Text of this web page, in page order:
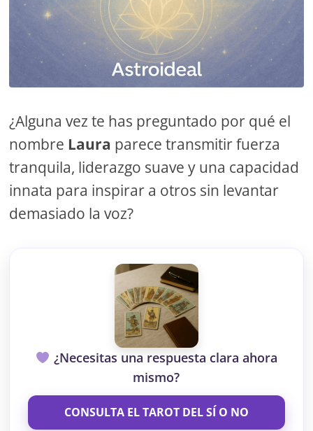
¿Alguna vez te has preguntado por qué el
nombre Laura parece transmitir fuerza
tranquila, liderazgo suave y una capacidad
innata para inspirar a otros sin levantar
demasiado la voz?
¿Necesitas una respuesta clara ahora
mismo?
CONSULTA EL TAROT DEL SÍ O NO